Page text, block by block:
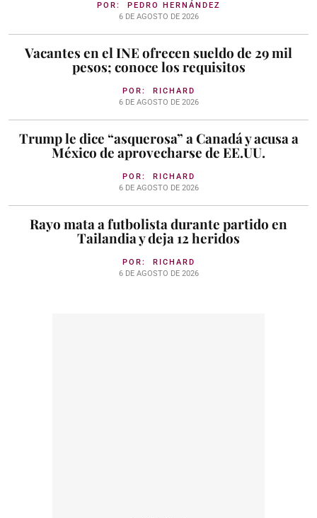
POR: PEDRO HERNÁNDEZ
6 DE AGOSTO DE 2026
Vacantes en el INE ofrecen sueldo de 29 mil
pesos; conoce los requisitos
POR: RICHARD
6 DE AGOSTO DE 2026
Trump le dice “asquerosa” a Canadá y acusa a
México de aprovecharse de EE.UU.
POR: RICHARD
6 DE AGOSTO DE 2026
Rayo mata a futbolista durante partido en
Tailandia y deja 12 heridos
POR: RICHARD
6 DE AGOSTO DE 2026